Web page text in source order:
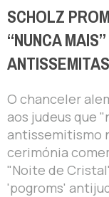
SCHOLZ
“NUNCA
O chanceler
aos judeus que
antissemitismo
cerimónia
"Noite de
'pogroms'